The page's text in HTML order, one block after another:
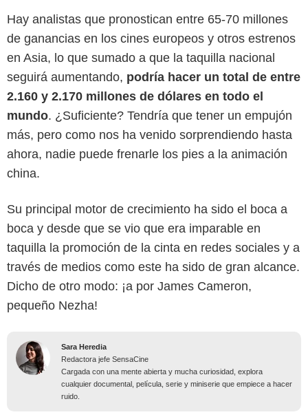
Hay analistas que pronostican entre 65-70 millones
de ganancias en los cines europeos y otros estrenos
en Asia, lo que sumado a que la taquilla nacional
seguirá aumentando, podría hacer un total de entre
2.160 y 2.170 millones de dólares en todo el
mundo. ¿Suficiente? Tendría que tener un empujón
más, pero como nos ha venido sorprendiendo hasta
ahora, nadie puede frenarle los pies a la animación
china.
Su principal motor de crecimiento ha sido el boca a
boca y desde que se vio que era imparable en
taquilla la promoción de la cinta en redes sociales y a
través de medios como este ha sido de gran alcance.
Dicho de otro modo: ¡a por James Cameron,
pequeño Nezha!
Sara Heredia
Redactora jefe SensaCine
Cargada con una mente abierta y mucha curiosidad, explora
cualquier documental, película, serie y miniserie que empiece a hacer
ruido.